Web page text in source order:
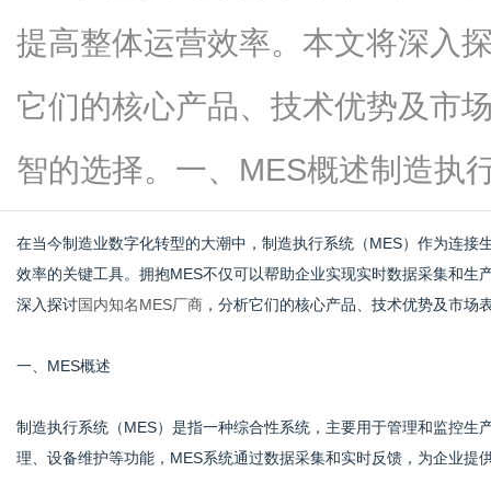
提高整体运营效率。本文将深入
它们的核心产品、技术优势及市
智的选择。一、MES概述制造执
在当今制造业数字化转型的大潮中，制造执行系统（MES）作为连
效率的关键工具。拥抱MES不仅可以帮助企业实现实时数据采集和
深入探讨国内知名MES厂商 ，分析它们的核心产品、技术优势及市
一、MES概述
制造执行系统（MES）是指一种综合性系统，主要用于管理和监控
理、设备维护等功能，MES系统通过数据采集和实时反馈，为企业